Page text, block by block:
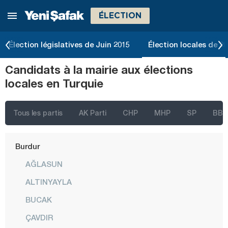
ÉLECTION
Élection législatives de Juin 2015 Élection locales de
Candidats à la mairie aux élections
locales en Turquie
Tous les partis AK Parti CHP MHP SP BBP
Bartın
Bilecik
Bingöl
Bolu
Burdur
AĞLASUN
ALTINYAYLA
BUCAK
ÇAVDIR